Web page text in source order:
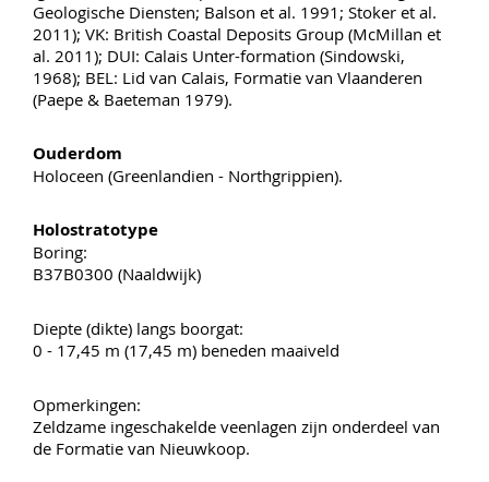
Geologische Diensten; Balson et al. 1991; Stoker et al.
2011); VK: British Coastal Deposits Group (McMillan et
al. 2011); DUI: Calais Unter-formation (Sindowski,
1968); BEL: Lid van Calais, Formatie van Vlaanderen
(Paepe & Baeteman 1979).
Ouderdom
Holoceen (Greenlandien - Northgrippien).
Holostratotype
Boring:
B37B0300 (Naaldwijk)
Diepte (dikte) langs boorgat:
0 - 17,45 m (17,45 m) beneden maaiveld
Opmerkingen:
Zeldzame ingeschakelde veenlagen zijn onderdeel van
de Formatie van Nieuwkoop.